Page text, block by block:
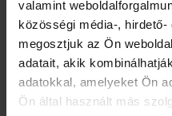
valamint
közösségi média-,
megosztjuk az Ön
adatait, akik
adatokkal, amelyeket Ön
Ön által használt más
Mosogatógépben
külön is
Tea-rajongóknak,
vendéglátáshoz vagy